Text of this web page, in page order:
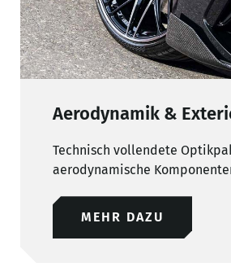
Aerodynamik &
Technisch vollendete
aerodynamische
MEHR DAZU